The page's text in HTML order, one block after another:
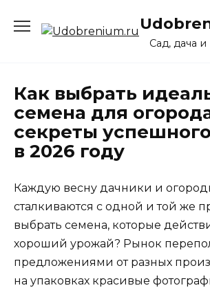
содержанию
Сад, дача
Как выбрать
семена для
секреты
в 2026 году
Каждую весну дачники и
сталкиваются с одной и той же
выбрать семена, которые
хороший урожай? Рынок
предложениями от разных
на упаковках красивые